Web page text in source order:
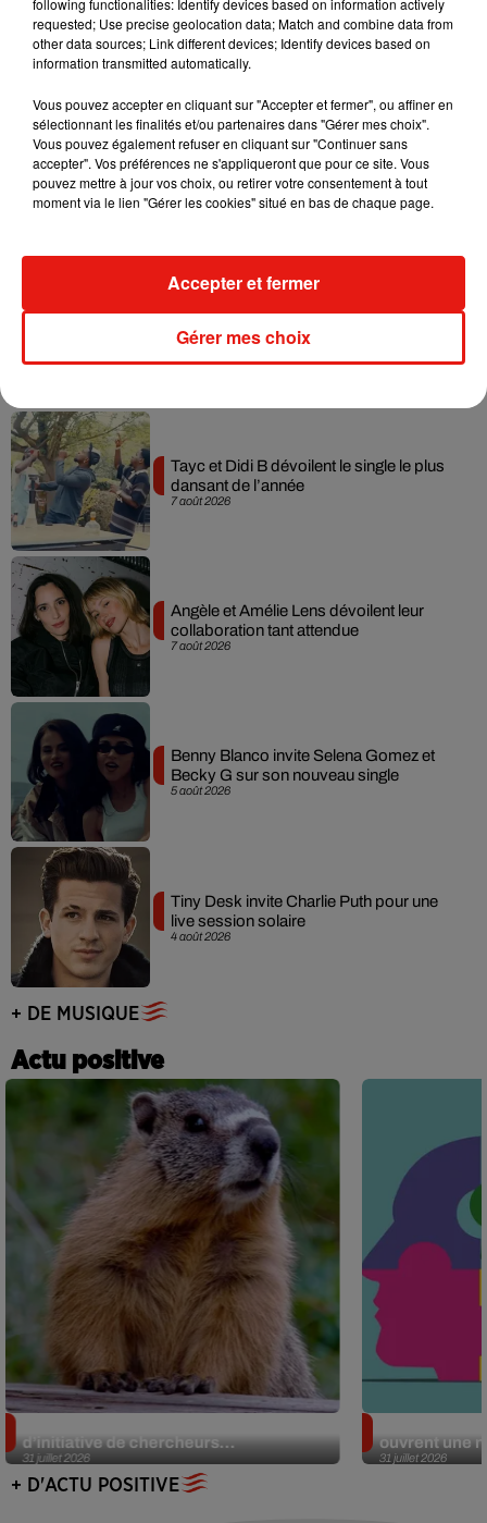
Musique
7 août 2026
Julien Lieb s’essaye à la vie de chatelain
dans son nouveau clip
Sensation » avec Kylie Minogue
7 août 2026
Tayc et Didi B dévoilent le single le plus
dansant de l’année
7 août 2026
Angèle et Amélie Lens dévoilent leur
collaboration tant attendue
5 août 2026
Benny Blanco invite Selena Gomez et
Becky G sur son nouveau single
4 août 2026
Tiny Desk invite Charlie Puth pour une
live session solaire
+ DE MUSIQUE
Actu positive
31 juillet 2026
d’initiative de chercheurs...
31 juillet 2026
ouvrent une
+ D'ACTU POSITIVE
following functionalities: Identify devices based on information actively
requested; Use precise geolocation data; Match and combine data from
other data sources; Link different devices; Identify devices based on
information transmitted automatically.
Vous pouvez accepter en cliquant sur "Accepter et fermer", ou affiner en
sélectionnant les finalités et/ou partenaires dans "Gérer mes choix".
Vous pouvez également refuser en cliquant sur "Continuer sans
accepter". Vos préférences ne s'appliqueront que pour ce site. Vous
pouvez mettre à jour vos choix, ou retirer votre consentement à tout
moment via le lien "Gérer les cookies" situé en bas de chaque page.
Gérer mes choix
Accepter et fermer